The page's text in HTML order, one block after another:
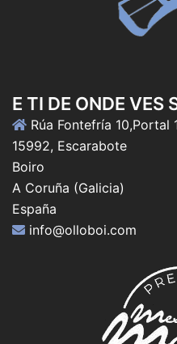
E TI DE ONDE VES
Rúa Fontefría 10,Portal
15992, Escarabote
Boiro
A Coruña (Galicia)
España
info@olloboi.com